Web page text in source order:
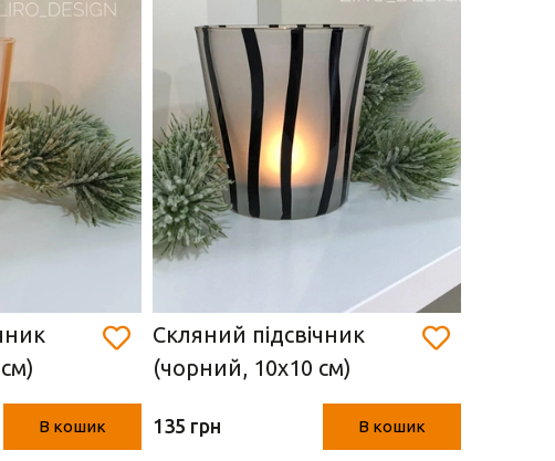
В кошик
Скляний підсвічник
(чорний, 10х10 см)
135 грн В кошик